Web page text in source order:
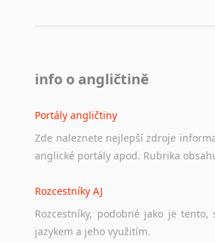
Korsičtina
Kurdština
Kyrgyzština
Laoština
Latina
Lezginština
Lingala
info o angličtině
Portály angličtiny
Zde naleznete nejlepší zdroje
anglické portály apod. Rubrika
Rozcestníky AJ
Rozcestníky, podobné jako je tento,
jazykem a jeho využitím.